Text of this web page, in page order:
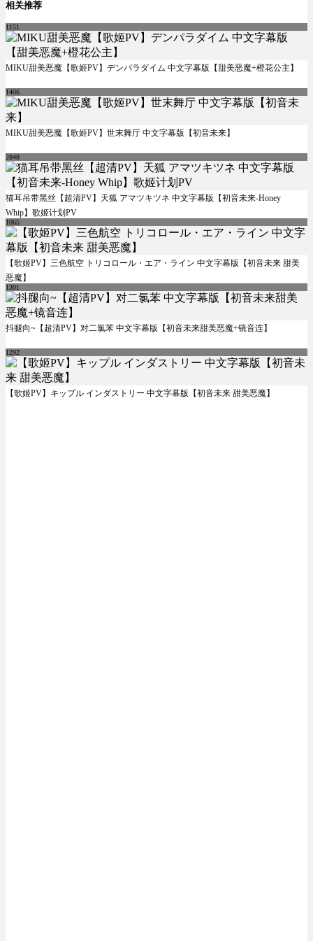
相关推荐
1151
MIKU甜美恶魔【歌姬PV】デンパラダイム 中文字幕版【甜美恶魔+橙花公主】
1406
MIKU甜美恶魔【歌姬PV】世末舞厅 中文字幕版【初音未来】
2848
猫耳吊带黑丝【超清PV】天狐 アマツキツネ 中文字幕版【初音未来-Honey
Whip】歌姬计划PV
1065
【歌姬PV】三色航空 トリコロール・エア・ライン 中文字幕版【初音未来 甜美
恶魔】
1301
抖腿向~【超清PV】对二氯苯 中文字幕版【初音未来甜美恶魔+镜音连】
1292
【歌姬PV】キップル インダストリー 中文字幕版【初音未来 甜美恶魔】